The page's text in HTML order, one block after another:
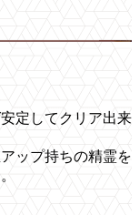
定してクリア出来
ップ持ちの精霊を